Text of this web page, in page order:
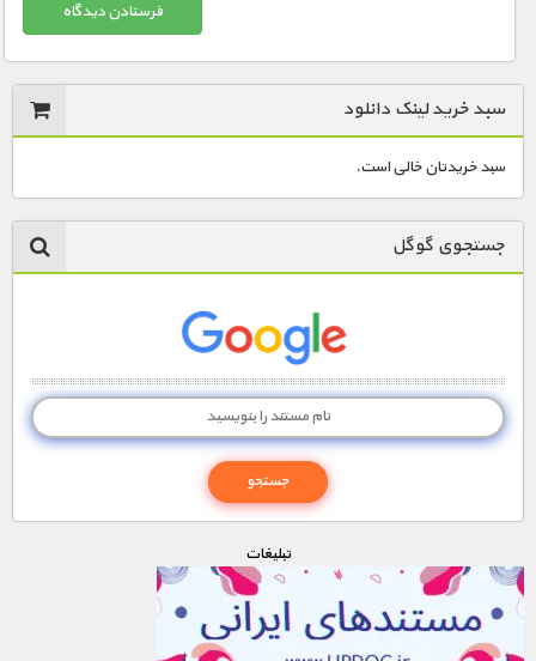
سبد خرید لینک دانلود
سبد خریدتان خالی است.
جستجوی گوگل
تبليغات